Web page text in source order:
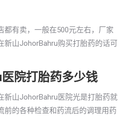
都有卖，一般在500元左右，厂家
新山JohorBahru购买打胎药的话可
院打胎药多少钱
新山JohorBahru医院光是打胎药就
前的各种检查和药流后的调理用药